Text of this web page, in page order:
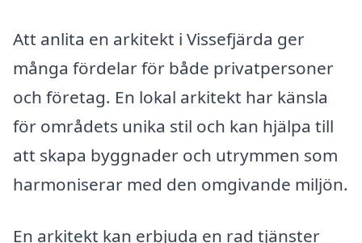
Att anlita en arkitekt i Vissefjärda ger
många fördelar för både privatpersoner
och företag. En lokal arkitekt har känsla
för områdets unika stil och kan hjälpa till
att skapa byggnader och utrymmen som
harmoniserar med den omgivande miljön.
En arkitekt kan erbjuda en rad tjänster